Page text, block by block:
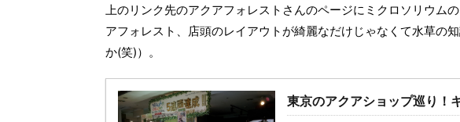
上のリンク先のアクアフォレストさんのページにミクロソリウム
アフォレスト、店頭のレイアウトが綺麗なだけじゃなくて水草の
か(笑)）。
東京のアクアショップ巡り！